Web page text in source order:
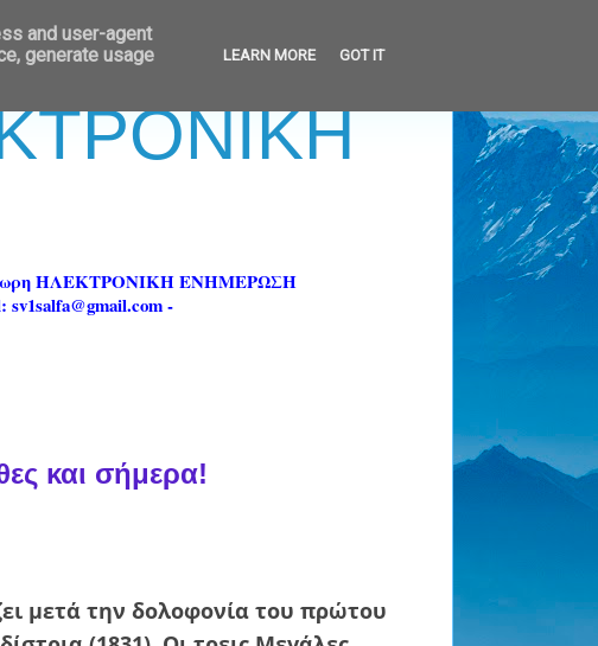
ΗΛΕΚΤΡΟΝΙΚΗ ΕΝΗΜΕΡΩΣΗ
-
και σήμερα!
μετά την δολοφονία του πρώτου
and user-agent
generate usage
LEARN MORE GOT IT